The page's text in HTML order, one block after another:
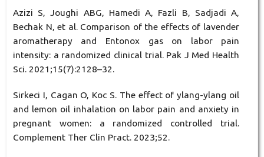
Azizi S, Joughi ABG, Hamedi A, Fazli B, Sadjadi A,
Bechak N, et al. Comparison of the effects of lavender
aromatherapy and Entonox gas on labor pain
intensity: a randomized clinical trial. Pak J Med Health
Sci. 2021;15(7):2128–32.
Sirkeci I, Cagan O, Koc S. The effect of ylang-ylang oil
and lemon oil inhalation on labor pain and anxiety in
pregnant women: a randomized controlled trial.
Complement Ther Clin Pract. 2023;52.